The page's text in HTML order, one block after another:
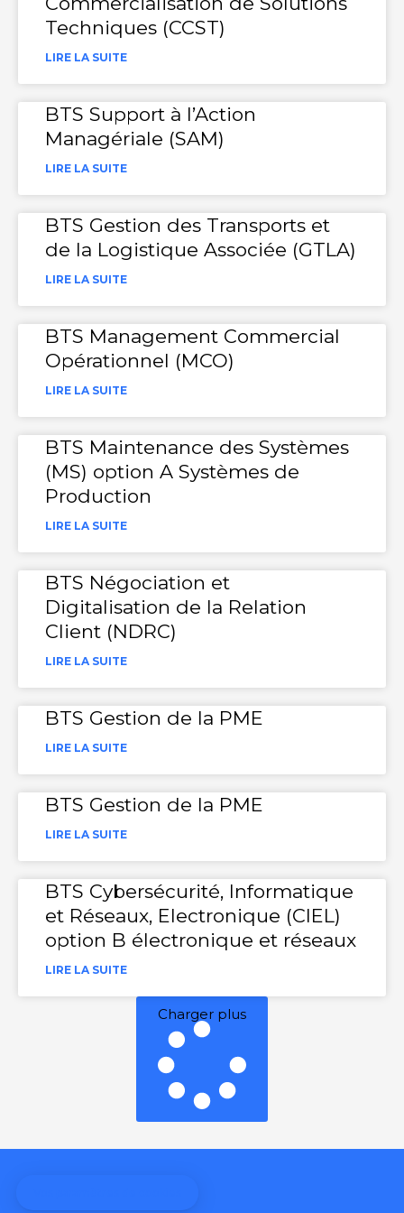
Techniques (CCST)
LIRE LA SUITE
BTS Support à l’Action
Managériale (SAM)
LIRE LA SUITE
BTS Gestion des Transports et
de la Logistique Associée (GTLA)
LIRE LA SUITE
BTS Management Commercial
Opérationnel (MCO)
LIRE LA SUITE
BTS Maintenance des Systèmes
(MS) option A Systèmes de
Production
LIRE LA SUITE
BTS Négociation et
Digitalisation de la Relation
Client (NDRC)
LIRE LA SUITE
BTS Gestion de la PME
LIRE LA SUITE
BTS Gestion de la PME
LIRE LA SUITE
BTS Cybersécurité, Informatique
et Réseaux, Electronique (CIEL)
option B électronique et réseaux
LIRE LA SUITE
Charger plus